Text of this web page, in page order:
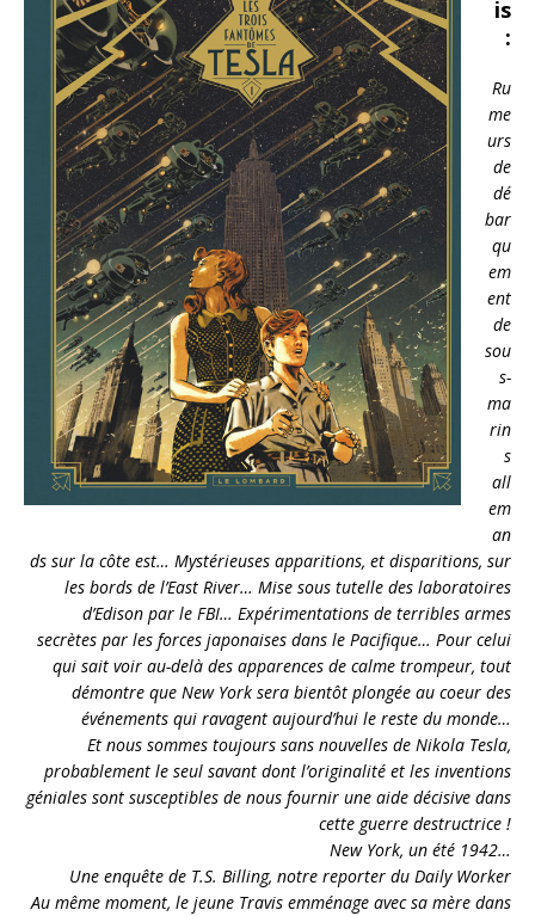
is
:
Ru
me
urs
de
dé
bar
qu
em
ent
de
sou
s-
ma
rin
s
all
em
an
ds sur la côte est… Mystérieuses apparitions, et disparitions, sur
les bords de l’East River… Mise sous tutelle des laboratoires
d’Edison par le FBI… Expérimentations de terribles armes
secrètes par les forces japonaises dans le Pacifique… Pour celui
qui sait voir au-delà des apparences de calme trompeur, tout
démontre que New York sera bientôt plongée au coeur des
événements qui ravagent aujourd’hui le reste du monde…
Et nous sommes toujours sans nouvelles de Nikola Tesla,
probablement le seul savant dont l’originalité et les inventions
géniales sont susceptibles de nous fournir une aide décisive dans
cette guerre destructrice !
New York, un été 1942…
Une enquête de T.S. Billing, notre reporter du Daily Worker
Au même moment, le jeune Travis emménage avec sa mère dans